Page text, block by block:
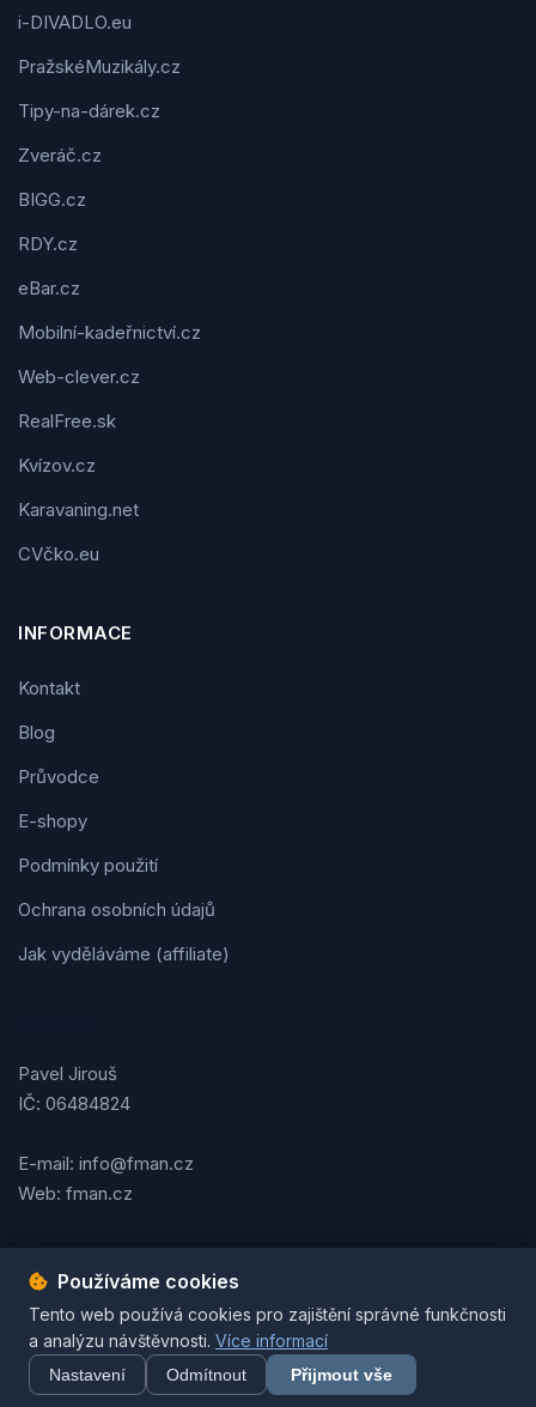
i-DIVADLO.eu
PražskéMuzikály.cz
Tipy-na-dárek.cz
Zveráč.cz
BIGG.cz
RDY.cz
eBar.cz
Mobilní-kadeřnictví.cz
Web-clever.cz
RealFree.sk
Kvízov.cz
Karavaning.net
CVčko.eu
INFORMACE
Kontakt
Blog
Průvodce
E-shopy
Podmínky použití
Ochrana osobních údajů
Jak vyděláváme (affiliate)
Pavel Jirouš
IČ: 06484824
E-mail: info@fman.cz
Web: fman.cz
Podmínky použitíOchrana osobních údajůCookies
© 2026 FMAN.cz. Všechna práva vyhrazena. | Vytvořil
Jirouš
Používáme cookies
Tento web používá cookies pro zajištění správné funkčnosti
a analýzu návštěvnosti. Více informací
Nastavení Odmítnout Přijmout vše